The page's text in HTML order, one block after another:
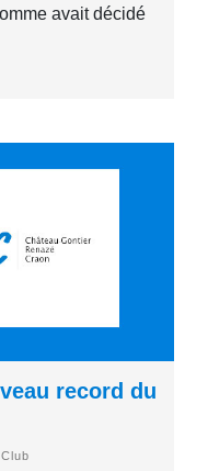
avait décidé
record du